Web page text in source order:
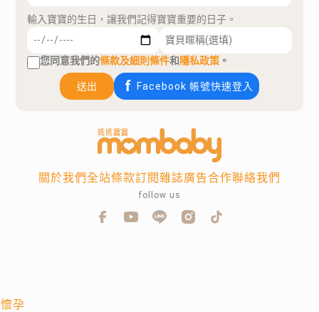
輸入寶寶的生日，讓我們記得寶寶重要的日子。
您同意我們的條款及細則條件和隱私政策 。
送出 Facebook 帳號快速登入
懷孕
關於我們全站條款訂閱雜誌廣告合作聯絡我們
follow us